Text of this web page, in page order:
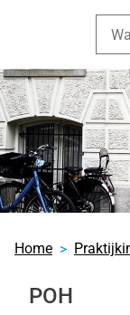
Home
POH